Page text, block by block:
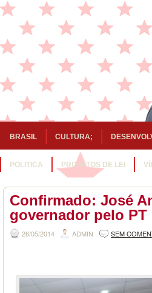
BRASIL CULTURA;
POLITICA PROJETOS DE LEI
Confirmado: José
governador pelo PT
26/05/2014 ADMIN SEM